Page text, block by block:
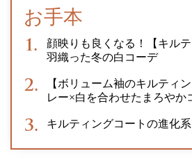
お手本
顔映りも良くなる！【キル
羽織った冬の白コーデ
【ボリューム袖のキルティ
レー×白を合わせたまろやか
キルティングコートの進化系